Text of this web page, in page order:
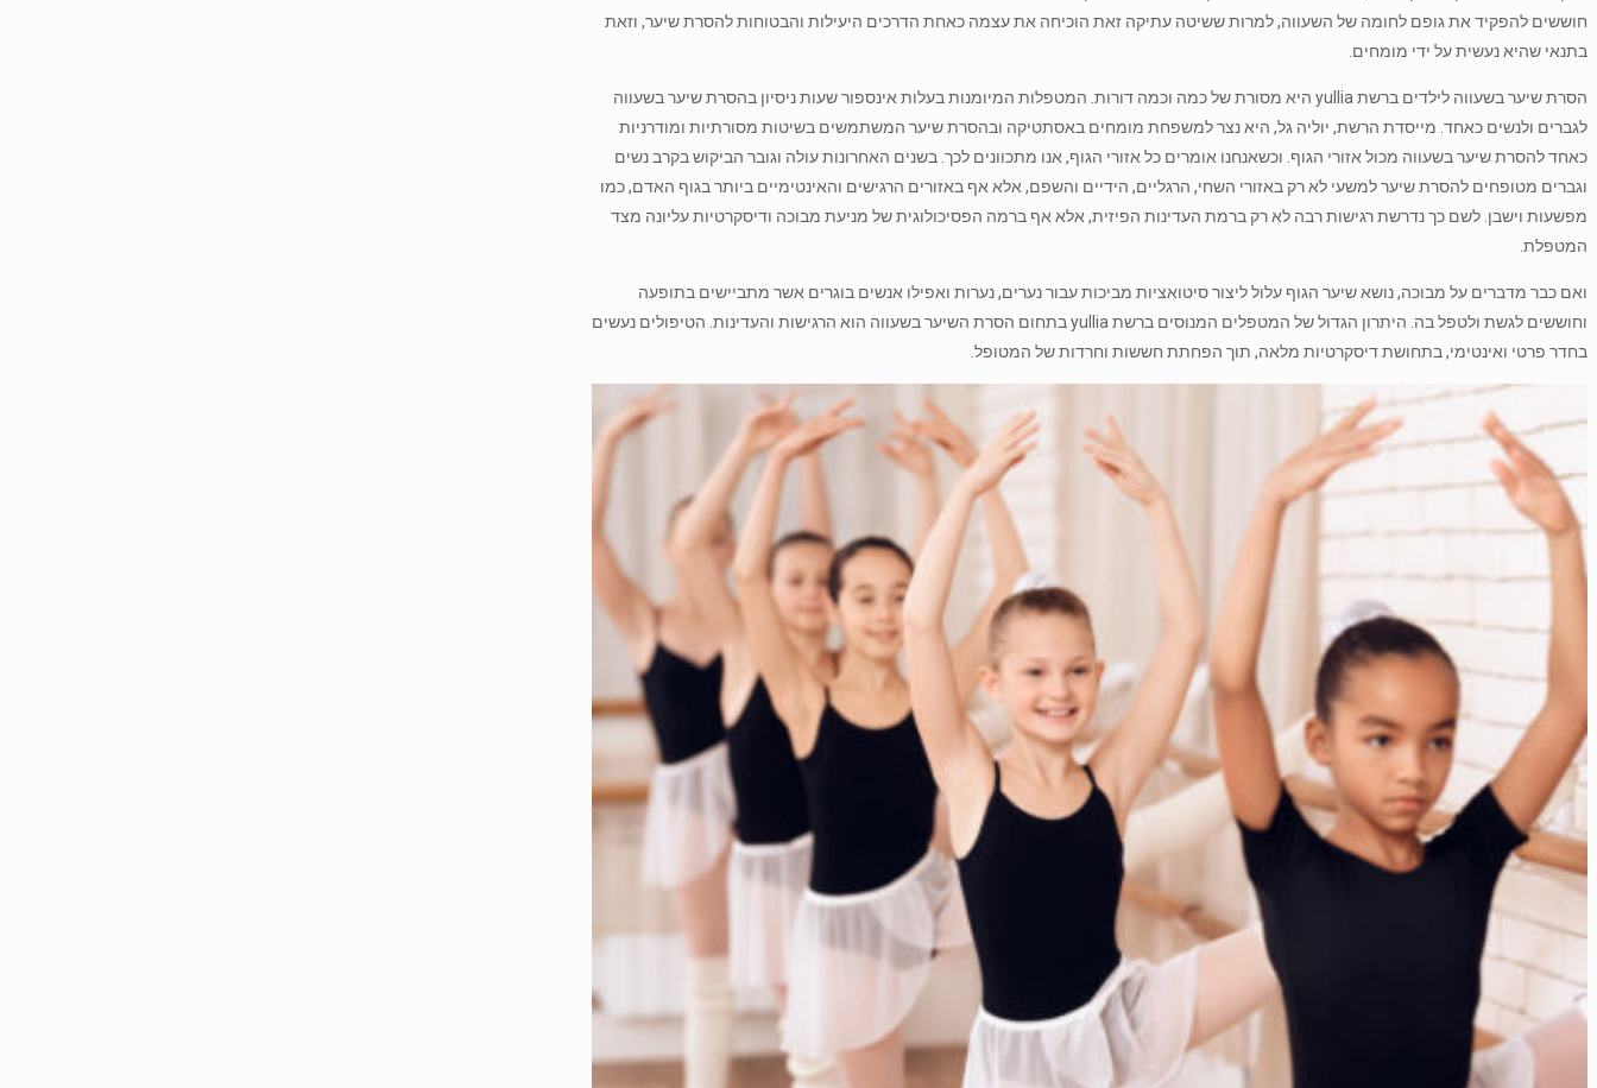
חוששים להפקיד את גופם לחומה של השעווה, למרות ששיטה עתיקה זאת הוכיחה את עצמה כאחת הדרכים היעילות והבטוחות להסרת שיער, וזאת
בתנאי שהיא נעשית על ידי מומחים.
הסרת שיער בשעווה לילדים ברשת yullia היא מסורת של כמה וכמה דורות. המטפלות המיומנות בעלות אינספור שעות ניסיון בהסרת שיער בשעווה
לגברים ולנשים כאחד. מייסדת הרשת, יוליה גל, היא נצר למשפחת מומחים באסתטיקה ובהסרת שיער המשתמשים בשיטות מסורתיות ומודרניות
כאחד להסרת שיער בשעווה מכול אזורי הגוף. וכשאנחנו אומרים כל אזורי הגוף, אנו מתכוונים לכך. בשנים האחרונות עולה וגובר הביקוש בקרב נשים
וגברים מטופחים להסרת שיער למשעי לא רק באזורי השחי, הרגליים, הידיים והשפם, אלא אף באזורים הרגישים והאינטימיים ביותר בגוף האדם, כמו
מפשעות וישבן. לשם כך נדרשת רגישות רבה לא רק ברמת העדינות הפיזית, אלא אף ברמה הפסיכולוגית של מניעת מבוכה ודיסקרטיות עליונה מצד
המטפלת.
ואם כבר מדברים על מבוכה, נושא שיער הגוף עלול ליצור סיטואציות מביכות עבור נערים, נערות ואפילו אנשים בוגרים אשר מתביישים בתופעה
וחוששים לגשת ולטפל בה. היתרון הגדול של המטפלים המנוסים ברשת yullia בתחום הסרת השיער בשעווה הוא הרגישות והעדינות. הטיפולים נעשים
בחדר פרטי ואינטימי, בתחושת דיסקרטיות מלאה, תוך הפחתת חששות וחרדות של המטופל.